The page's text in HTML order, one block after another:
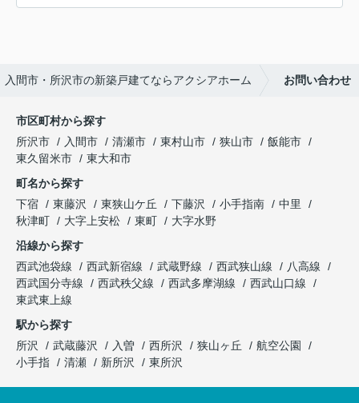
入間市・所沢市の新築戸建てならアクシアホーム お問い合わせ
市区町村から探す
所沢市
入間市 清瀬市 東村山市 狭山市
飯能市
東久留米市
東大和市
町名から探す
下宿
東藤沢 東狭山ケ丘 下藤沢 小手指南
中里
秋津町
大字上安松 東町
大字水野
沿線から探す
西武池袋線
西武新宿線 武蔵野線 西武狭山線
八高線
西武国分寺線
西武秩父線 西武多摩湖線
西武山口線
東武東上線
駅から探す
所沢
武蔵藤沢 入曽 西所沢 狭山ヶ丘
航空公園
小手指
清瀬 新所沢 東所沢